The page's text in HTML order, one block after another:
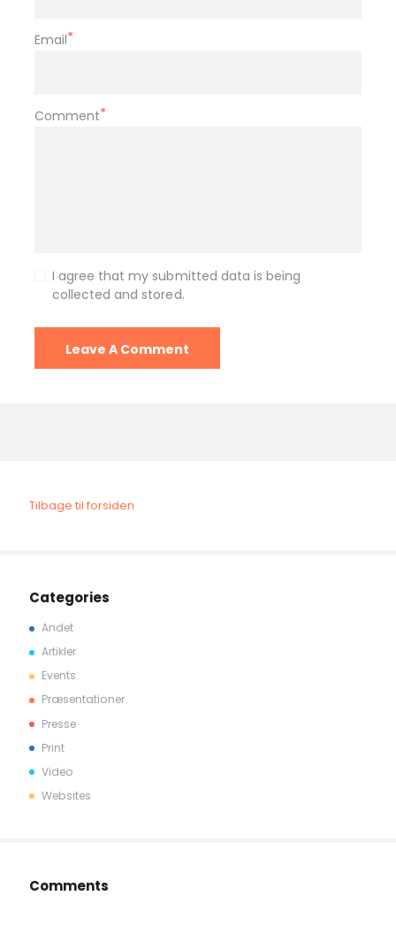
Email
Comment
I agree that my submitted data is being
collected and stored.
Tilbage til forsiden
Categories
Andet
Artikler
Events
Præsentationer
Presse
Print
Video
Websites
Comments